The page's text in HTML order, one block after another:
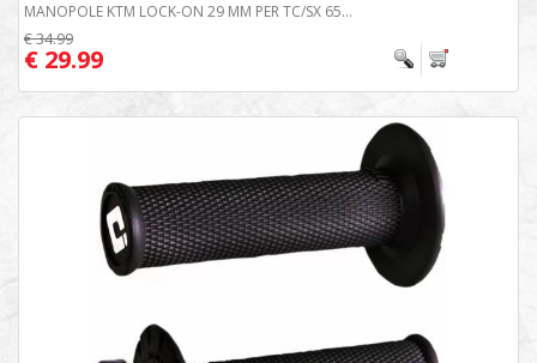
MANOPOLE KTM LOCK-ON 29 MM PER TC/SX 65...
€ 34.99
€ 29.99